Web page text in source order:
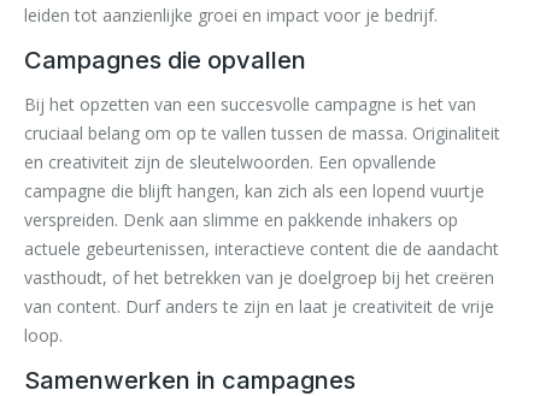
leiden tot aanzienlijke groei en impact voor je bedrijf.
Campagnes die opvallen
Bij het opzetten van een succesvolle campagne is het van
cruciaal belang om op te vallen tussen de massa. Originaliteit
en creativiteit zijn de sleutelwoorden. Een opvallende
campagne die blijft hangen, kan zich als een lopend vuurtje
verspreiden. Denk aan slimme en pakkende inhakers op
actuele gebeurtenissen, interactieve content die de aandacht
vasthoudt, of het betrekken van je doelgroep bij het creëren
van content. Durf anders te zijn en laat je creativiteit de vrije
loop.
Samenwerken in campagnes